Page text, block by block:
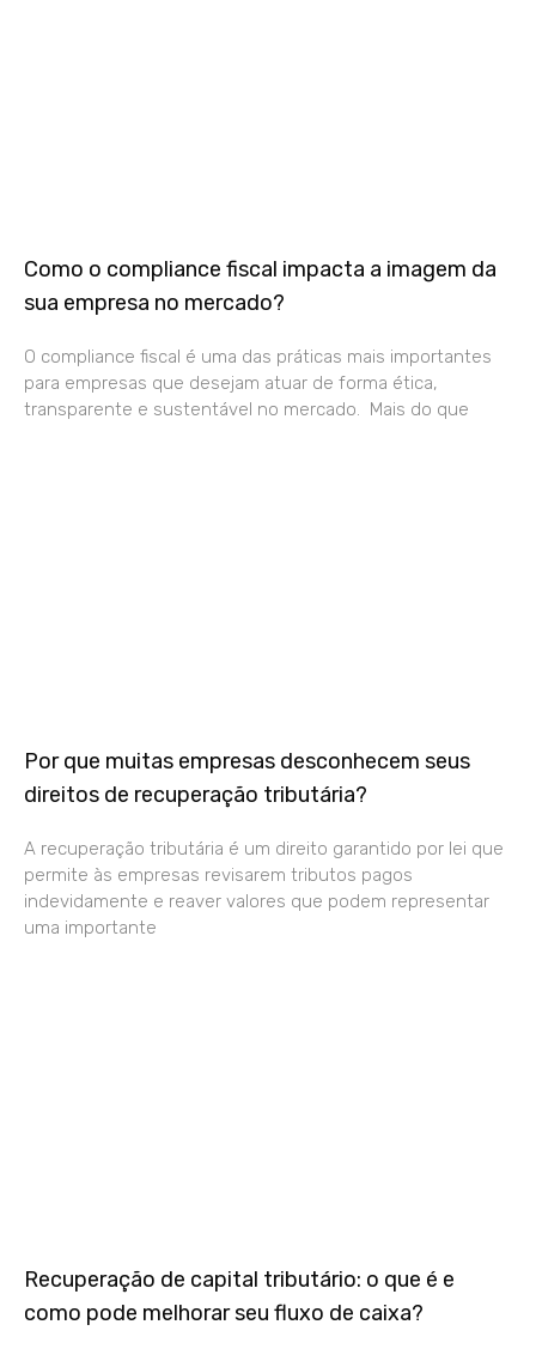
Como o compliance fiscal impacta a imagem da
sua empresa no mercado?
O compliance fiscal é uma das práticas mais importantes
para empresas que desejam atuar de forma ética,
transparente e sustentável no mercado. Mais do que
Por que muitas empresas desconhecem seus
direitos de recuperação tributária?
A recuperação tributária é um direito garantido por lei que
permite às empresas revisarem tributos pagos
indevidamente e reaver valores que podem representar
uma importante
Recuperação de capital tributário: o que é e
como pode melhorar seu fluxo de caixa?